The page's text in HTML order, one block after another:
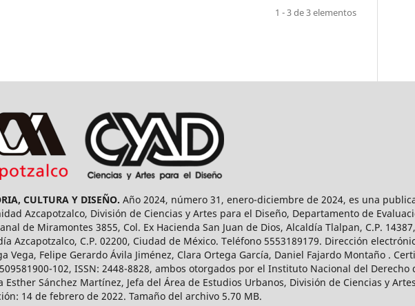
1 - 3 de 3 elementos
CULTURA Y DISEÑO. Año 2024, número 31, enero-diciembre de 2024, es una
Azcapotzalco, División de Ciencias y Artes para el Diseño, Departamento de
de Miramontes 3855, Col. Ex Hacienda San Juan de Dios, Alcaldía Tlalpan, C.P.
Azcapotzalco, C.P. 02200, Ciudad de México. Teléfono 5553189179. Dirección
Vega, Felipe Gerardo Ávila Jiménez, Clara Ortega García, Daniel Fajardo Montaño .
102, ISSN: 2448-8828, ambos otorgados por el Instituto Nacional del
Sánchez Martínez, Jefa del Área de Estudios Urbanos, División de Ciencias y
14 de febrero de 2022. Tamaño del archivo 5.70 MB.